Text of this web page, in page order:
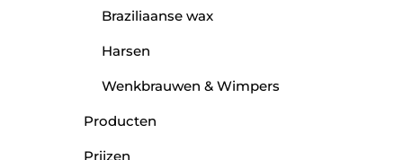
Braziliaanse wax
Harsen
Wenkbrauwen & Wimpers
Producten
Prijzen